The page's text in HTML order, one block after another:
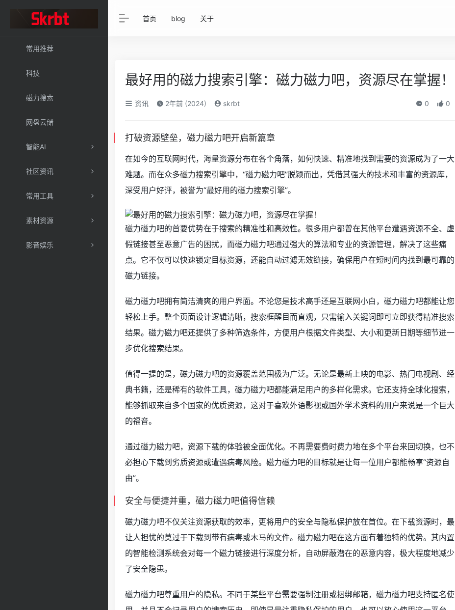
常用推荐
科技
磁力搜索
网盘云储
智能AI
社区资讯
常用工具
素材资源
影音娱乐
首页 blog 关于
最好用的磁力搜索引擎：磁力磁力吧，资源尽在掌握！
资讯 2年前 (2024) skrbt 0 0
打破资源壁垒，磁力磁力吧开启新篇章
在如今的互联网时代，海量资源分布在各个角落，如何快速、精准地找到需要的资源成为了一大
难题。而在众多磁力搜索引擎中，“磁力磁力吧”脱颖而出，凭借其强大的技术和丰富的资源库，
深受用户好评，被誉为“最好用的磁力搜索引擎”。
磁力磁力吧的首要优势在于搜索的精准性和高效性。很多用户都曾在其他平台遭遇资源不全、虚
假链接甚至恶意广告的困扰，而磁力磁力吧通过强大的算法和专业的资源管理，解决了这些痛
点。它不仅可以快速锁定目标资源，还能自动过滤无效链接，确保用户在短时间内找到最可靠的
磁力链接。
磁力磁力吧拥有简洁清爽的用户界面。不论您是技术高手还是互联网小白，磁力磁力吧都能让您
轻松上手。整个页面设计逻辑清晰，搜索框醒目而直观，只需输入关键词即可立即获得精准搜索
结果。磁力磁力吧还提供了多种筛选条件，方便用户根据文件类型、大小和更新日期等细节进一
步优化搜索结果。
值得一提的是，磁力磁力吧的资源覆盖范围极为广泛。无论是最新上映的电影、热门电视剧、经
典书籍，还是稀有的软件工具，磁力磁力吧都能满足用户的多样化需求。它还支持全球化搜索，
能够抓取来自多个国家的优质资源，这对于喜欢外语影视或国外学术资料的用户来说是一个巨大
的福音。
通过磁力磁力吧，资源下载的体验被全面优化。不再需要费时费力地在多个平台来回切换，也不
必担心下载到劣质资源或遭遇病毒风险。磁力磁力吧的目标就是让每一位用户都能畅享“资源自
由”。
安全与便捷并重，磁力磁力吧值得信赖
磁力磁力吧不仅关注资源获取的效率，更将用户的安全与隐私保护放在首位。在下载资源时，最
让人担忧的莫过于下载到带有病毒或木马的文件。磁力磁力吧在这方面有着独特的优势。其内置
的智能检测系统会对每一个磁力链接进行深度分析，自动屏蔽潜在的恶意内容，极大程度地减少
了安全隐患。
磁力磁力吧尊重用户的隐私。不同于某些平台需要强制注册或捆绑邮箱，磁力磁力吧支持匿名使